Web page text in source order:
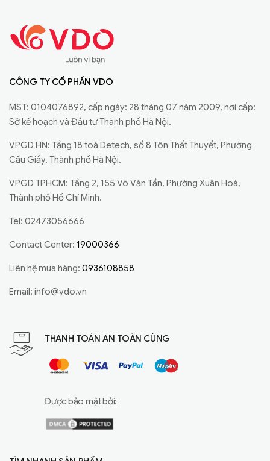
CÔNG TY CỔ PHẦN VDO
MST: 0104076892, cấp ngày: 28 tháng 07 năm 2009, nơi cấp:
Sở kế hoạch và Đầu tư Thành phố Hà Nội.
VPGD HN: Tầng 18 toà Detech, số 8 Tôn Thất Thuyết, Phường
Cầu Giấy, Thành phố Hà Nội.
VPGD TPHCM: Tầng 2, 155 Võ Văn Tần, Phường Xuân Hoà,
Thành phố Hồ Chí Minh.
Tel: 02473056666
Contact Center: 19000366
Liên hệ mua hàng: 0936108858
Email: info@vdo.vn
THANH TOÁN AN TOÀN CÙNG
Được bảo mật bởi: